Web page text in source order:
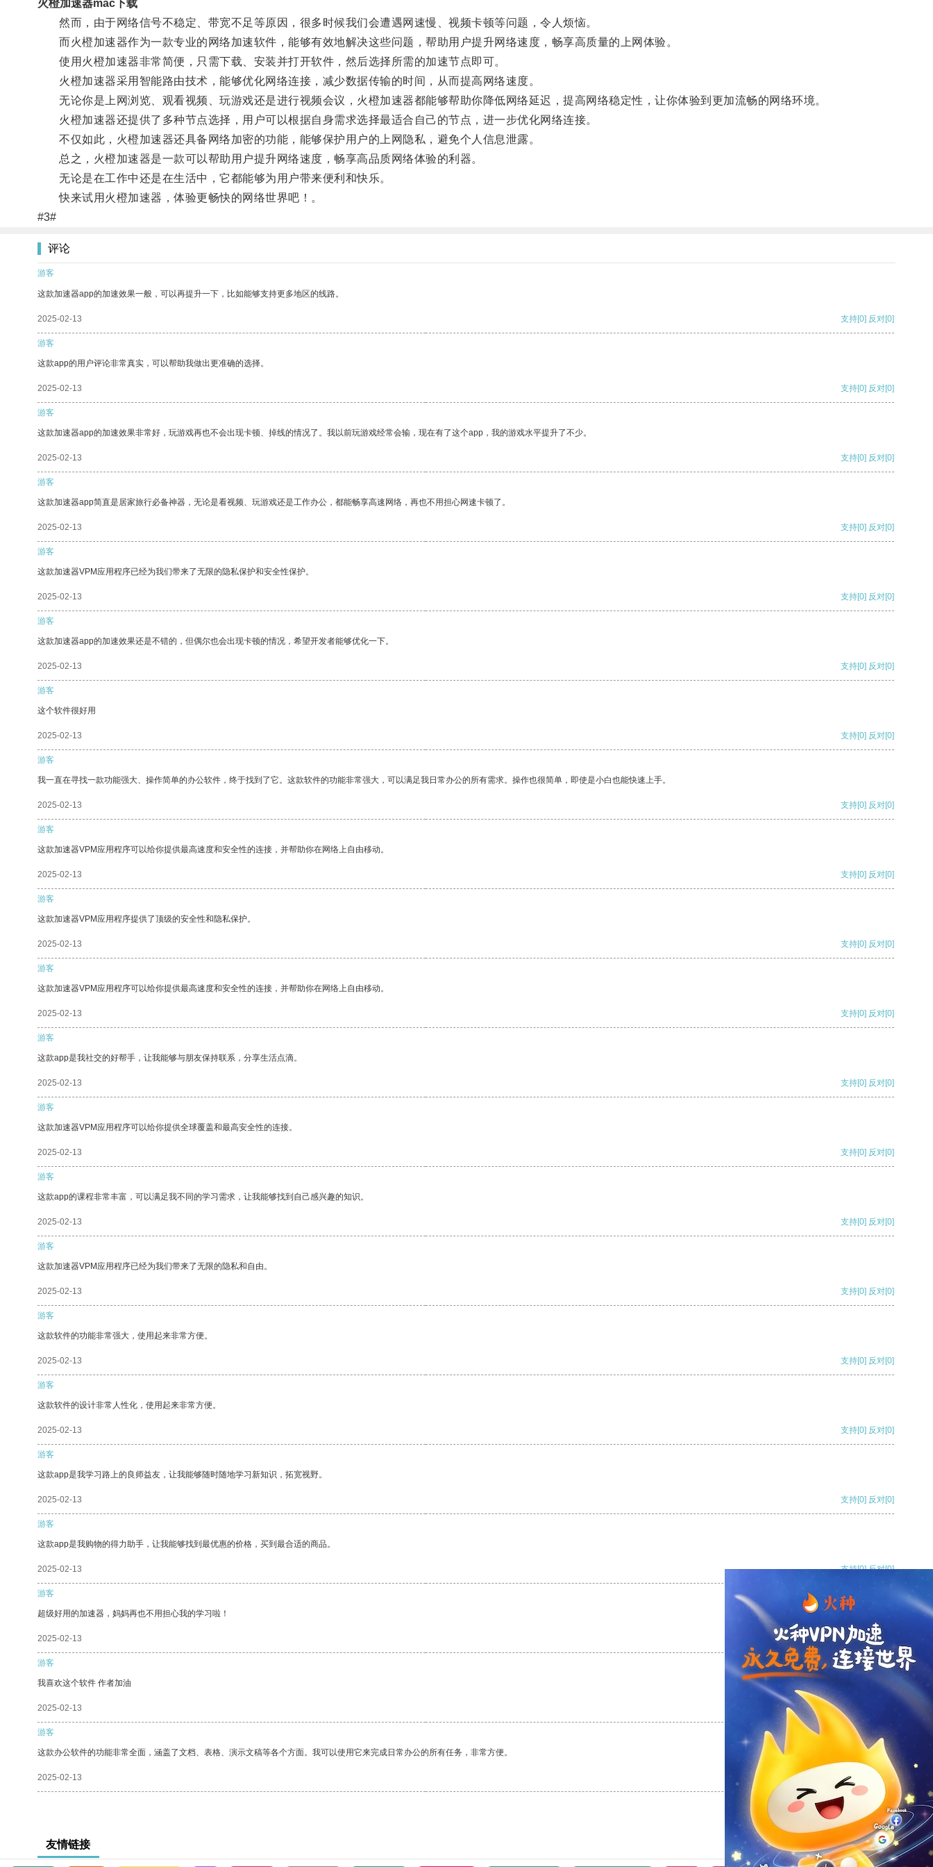
火橙加速器mac下载
然而，由于网络信号不稳定、带宽不足等原因，很多时候我们会遭遇网速慢、视频卡顿等问题，令人烦恼。
而火橙加速器作为一款专业的网络加速软件，能够有效地解决这些问题，帮助用户提升网络速度，畅享高质量的上网体验。
使用火橙加速器非常简便，只需下载、安装并打开软件，然后选择所需的加速节点即可。
火橙加速器采用智能路由技术，能够优化网络连接，减少数据传输的时间，从而提高网络速度。
无论你是上网浏览、观看视频、玩游戏还是进行视频会议，火橙加速器都能够帮助你降低网络延迟，提高网络稳定性，让你体验到更加流畅的网络环境。
火橙加速器还提供了多种节点选择，用户可以根据自身需求选择最适合自己的节点，进一步优化网络连接。
不仅如此，火橙加速器还具备网络加密的功能，能够保护用户的上网隐私，避免个人信息泄露。
总之，火橙加速器是一款可以帮助用户提升网络速度，畅享高品质网络体验的利器。
无论是在工作中还是在生活中，它都能够为用户带来便利和快乐。
快来试用火橙加速器，体验更畅快的网络世界吧！。
#3#
评论
游客
这款加速器app的加速效果一般，可以再提升一下，比如能够支持更多地区的线路。
2025-02-13 支持[0] 反对[0]
游客
这款app的用户评论非常真实，可以帮助我做出更准确的选择。
2025-02-13 支持[0] 反对[0]
游客
这款加速器app的加速效果非常好，玩游戏再也不会出现卡顿、掉线的情况了。我以前玩游戏经常会输，现在有了这个app，我的游戏水平提升了不少。
2025-02-13 支持[0] 反对[0]
游客
这款加速器app简直是居家旅行必备神器，无论是看视频、玩游戏还是工作办公，都能畅享高速网络，再也不用担心网速卡顿了。
2025-02-13 支持[0] 反对[0]
游客
这款加速器VPM应用程序已经为我们带来了无限的隐私保护和安全性保护。
2025-02-13 支持[0] 反对[0]
游客
这款加速器app的加速效果还是不错的，但偶尔也会出现卡顿的情况，希望开发者能够优化一下。
2025-02-13 支持[0] 反对[0]
游客
这个软件很好用
2025-02-13 支持[0] 反对[0]
游客
我一直在寻找一款功能强大、操作简单的办公软件，终于找到了它。这款软件的功能非常强大，可以满足我日常办公的所有需求。操作也很简单，即使是小白也能快速上手。
2025-02-13 支持[0] 反对[0]
游客
这款加速器VPM应用程序可以给你提供最高速度和安全性的连接，并帮助你在网络上自由移动。
2025-02-13 支持[0] 反对[0]
游客
这款加速器VPM应用程序提供了顶级的安全性和隐私保护。
2025-02-13 支持[0] 反对[0]
游客
这款加速器VPM应用程序可以给你提供最高速度和安全性的连接，并帮助你在网络上自由移动。
2025-02-13 支持[0] 反对[0]
游客
这款app是我社交的好帮手，让我能够与朋友保持联系，分享生活点滴。
2025-02-13 支持[0] 反对[0]
游客
这款加速器VPM应用程序可以给你提供全球覆盖和最高安全性的连接。
2025-02-13 支持[0] 反对[0]
游客
这款app的课程非常丰富，可以满足我不同的学习需求，让我能够找到自己感兴趣的知识。
2025-02-13 支持[0] 反对[0]
游客
这款加速器VPM应用程序已经为我们带来了无限的隐私和自由。
2025-02-13 支持[0] 反对[0]
游客
这款软件的功能非常强大，使用起来非常方便。
2025-02-13 支持[0] 反对[0]
游客
这款软件的设计非常人性化，使用起来非常方便。
2025-02-13 支持[0] 反对[0]
游客
这款app是我学习路上的良师益友，让我能够随时随地学习新知识，拓宽视野。
2025-02-13 支持[0] 反对[0]
游客
这款app是我购物的得力助手，让我能够找到最优惠的价格，买到最合适的商品。
2025-02-13 支持[0] 反对[0]
游客
超级好用的加速器，妈妈再也不用担心我的学习啦！
2025-02-13 支持[0] 反对
游客
我喜欢这个软件 作者加油
2025-02-13 支持
游客
这款办公软件的功能非常全面，涵盖了文档、表格、演示文稿等各个方面。我可以使用它来完成日常办公的所有任务，非常方便。
2025-02-13 支持 反对 [0]
友情链接